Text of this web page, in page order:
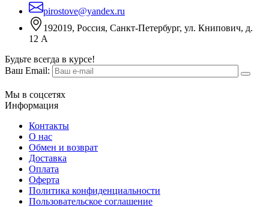
pirostove@yandex.ru
192019, Россия, Санкт-Петербург, ул. Книпович, д.
12 А
Будьте всегда в курсе!
Ваш Email:
Мы в соцсетях
Информация
Контакты
О нас
Обмен и возврат
Доставка
Оплата
Оферта
Политика конфиденциальности
Пользовательское соглашение